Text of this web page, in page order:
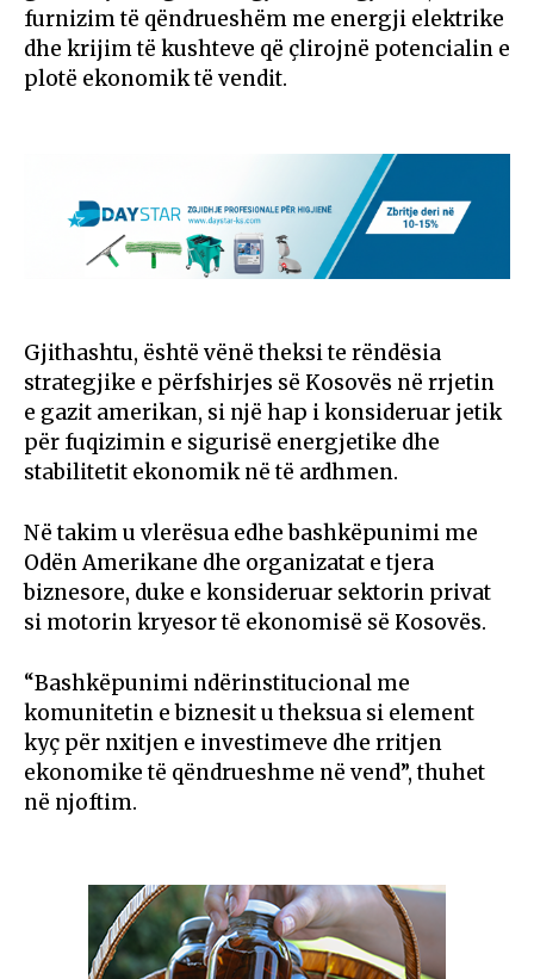
furnizim të qëndrueshëm me energji elektrike
dhe krijim të kushteve që çlirojnë potencialin e
plotë ekonomik të vendit.
Gjithashtu, është vënë theksi te rëndësia
strategjike e përfshirjes së Kosovës në rrjetin
e gazit amerikan, si një hap i konsideruar jetik
për fuqizimin e sigurisë energjetike dhe
stabilitetit ekonomik në të ardhmen.
Në takim u vlerësua edhe bashkëpunimi me
Odën Amerikane dhe organizatat e tjera
biznesore, duke e konsideruar sektorin privat
si motorin kryesor të ekonomisë së Kosovës.
“Bashkëpunimi ndërinstitucional me
komunitetin e biznesit u theksua si element
kyç për nxitjen e investimeve dhe rritjen
ekonomike të qëndrueshme në vend”, thuhet
në njoftim.